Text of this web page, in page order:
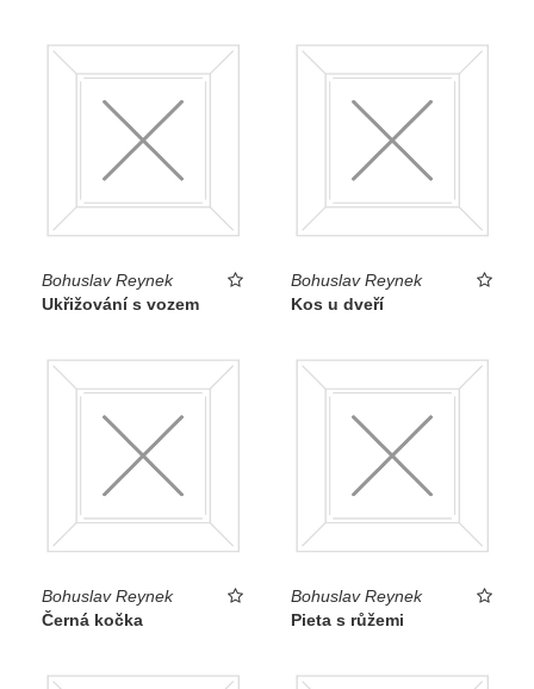
Bohuslav Reynek
Ukřižování s vozem
Bohuslav Reynek
Kos u dveří
Bohuslav Reynek
Černá kočka
Bohuslav Reynek
Pieta s růžemi